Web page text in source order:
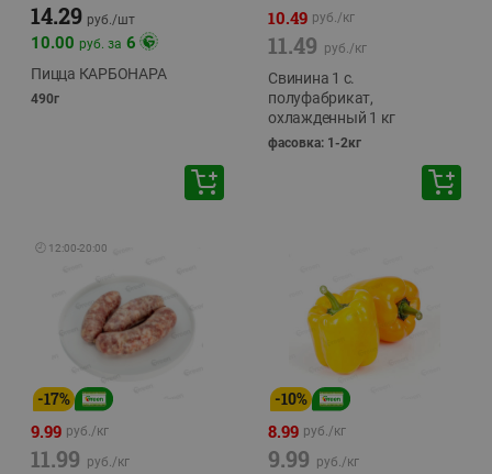
14.29 руб./шт
10.00 руб. за 6
Пицца КАРБОНАРА
490г
10.49 руб./кг
11.49 руб./кг
Свинина 1 с.
полуфабрикат,
охлажденный 1 кг
фасовка: 1-2кг
🕘 12:00-20:00
-17%
9.99 руб./кг
11.99 руб./кг
-10%
8.99 руб./кг
9.99 руб./кг